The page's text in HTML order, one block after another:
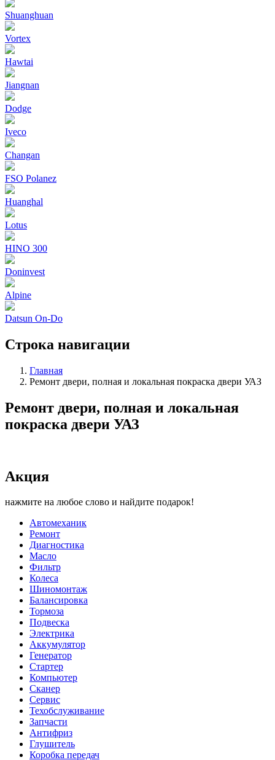
Shuanghuan
Vortex
Hawtai
Jiangnan
Dodge
Iveco
Changan
FSO Polanez
Huanghal
Lotus
HINO 300
Doninvest
Alpine
Datsun On-Do
Строка навигации
Главная
Ремонт двери, полная и локальная покраска двери УАЗ
Ремонт двери, полная и локальная
покраска двери УАЗ
Акция
нажмите на любое слово и найдите подарок!
Автомеханик
Ремонт
Диагностика
Масло
Фильтр
Колеса
Шиномонтаж
Балансировка
Тормоза
Подвеска
Электрика
Аккумулятор
Генератор
Стартер
Компьютер
Сканер
Сервис
Техобслуживание
Запчасти
Антифриз
Глушитель
Коробка передач